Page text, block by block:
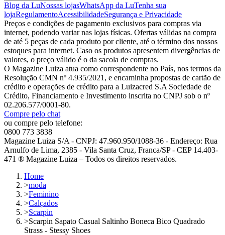
Blog da LuNossas lojasWhatsApp da LuTenha sua
lojaRegulamentoAcessibilidadeSegurança e Privacidade
Preços e condições de pagamento exclusivos para compras via
internet, podendo variar nas lojas físicas. Ofertas válidas na compra
de até 5 peças de cada produto por cliente, até o término dos nossos
estoques para internet. Caso os produtos apresentem divergências de
valores, o preço válido é o da sacola de compras.
O Magazine Luiza atua como correspondente no País, nos termos da
Resolução CMN nº 4.935/2021, e encaminha propostas de cartão de
crédito e operações de crédito para a Luizacred S.A Sociedade de
Crédito, Financiamento e Investimento inscrita no CNPJ sob o nº
02.206.577/0001-80.
Compre pelo chat
ou compre pelo telefone:
0800 773 3838
Magazine Luiza S/A - CNPJ: 47.960.950/1088-36 - Endereço: Rua
Arnulfo de Lima, 2385 - Vila Santa Cruz, Franca/SP - CEP 14.403-
471 ® Magazine Luiza – Todos os direitos reservados.
Home
>moda
>Feminino
>Calçados
>Scarpin
>Scarpin Sapato Casual Saltinho Boneca Bico Quadrado
Strass - Stessy Shoes